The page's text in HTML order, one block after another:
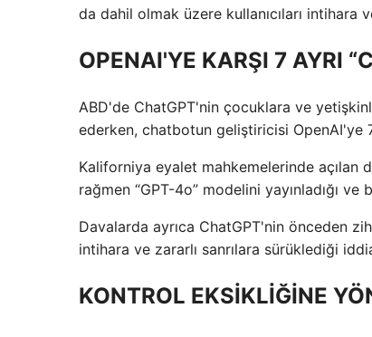
da dahil olmak üzere kullanıcıları intihara
OPENAI'YE KARŞI 7 AYRI
ABD'de ChatGPT'nin çocuklara ve
ederken, chatbotun geliştiricisi OpenAI'ye
Kaliforniya eyalet mahkemelerinde açılan
rağmen “GPT-4o” modelini yayınladığı
Davalarda ayrıca ChatGPT'nin önceden
intihara ve zararlı sanrılara sürüklediği
KONTROL EKSİKLİĞİNE